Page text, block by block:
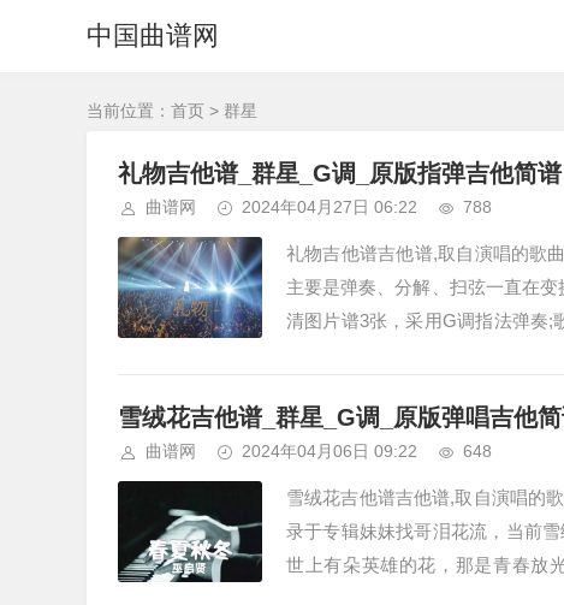
中国曲谱网
当前位置： 首页 > 群星
礼物吉他谱_群星_G调_原版指弹吉他简谱
曲谱网 2024年04月27日 06:22 788
礼物吉他谱吉他谱,取自演唱的歌
主要是弹奏、分解、扫弦一直在
清图片谱3张，采用G调指法弹奏;
雪绒花吉他谱_群星_G调_原版弹唱吉他
曲谱网 2024年04月06日 09:22 648
雪绒花吉他谱吉他谱,取自演唱的
录于专辑妹妹找哥泪花流，当前
世上有朵英雄的花，那是青春放